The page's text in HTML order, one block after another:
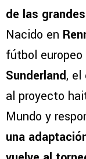
de las
Nacido en
fútbol
Sunderland, el
al proyecto
Mundo y
una